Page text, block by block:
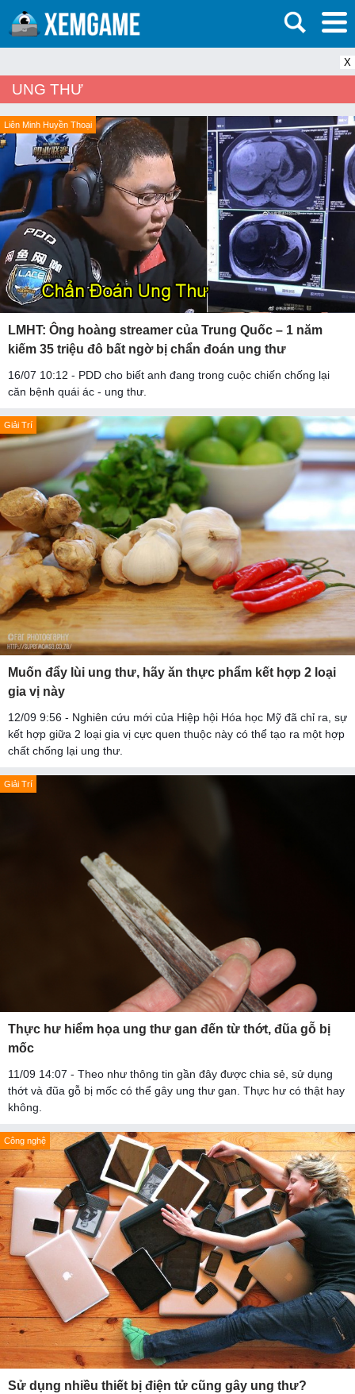
X
UNG THƯ
Liên Minh Huyền Thoại
LMHT: Ông hoàng streamer của Trung Quốc – 1 năm
kiếm 35 triệu đô bất ngờ bị chẩn đoán ung thư
16/07 10:12 - PDD cho biết anh đang trong cuộc chiến chống lại
căn bệnh quái ác - ung thư.
Giải Trí
Muốn đẩy lùi ung thư, hãy ăn thực phẩm kết hợp 2 loại
gia vị này
12/09 9:56 - Nghiên cứu mới của Hiệp hội Hóa học Mỹ đã chỉ ra, sự
kết hợp giữa 2 loại gia vị cực quen thuộc này có thể tạo ra một hợp
chất chống lại ung thư.
Giải Trí
Thực hư hiểm họa ung thư gan đến từ thớt, đũa gỗ bị
mốc
11/09 14:07 - Theo như thông tin gần đây được chia sẻ, sử dụng
thớt và đũa gỗ bị mốc có thể gây ung thư gan. Thực hư có thật hay
không.
Công nghệ
Sử dụng nhiều thiết bị điện tử cũng gây ung thư?